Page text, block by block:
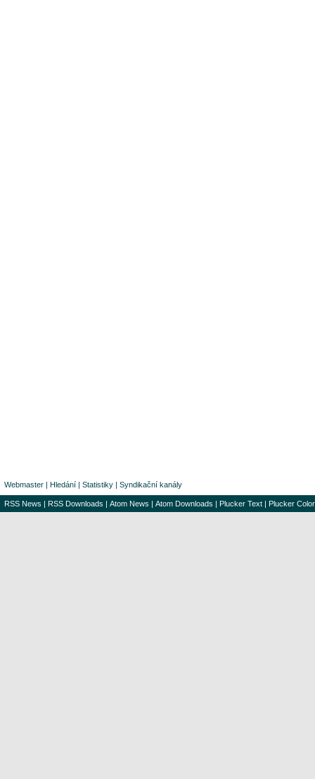
Webmaster | Hledání | Statistiky | Syndikační kanály
RSS News | RSS Downloads | Atom News | Atom Downloads | Plucker Text | Plucker Color